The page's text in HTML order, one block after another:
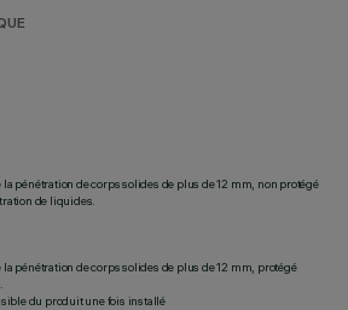
la pénétration de corps solides de plus de 12 mm, non protégé
de liquides.
la pénétration de corps solides de plus de 12 mm, protégé
du produit une fois installé